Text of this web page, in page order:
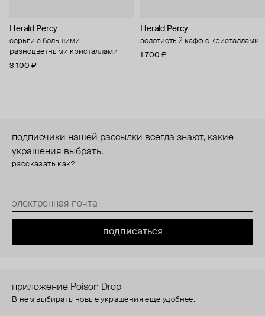
Herald Percy
серьги с большими
разноцветными кристаллами
3 100 ₽
Herald Percy
золотистый кафф с кристаллами
1 700 ₽
подписчики нашей рассылки всегда знают, какие
украшения выбрать.
рассказать как?
подписаться
приложение Poison Drop
В нем выбирать новые украшения еще удобнее.